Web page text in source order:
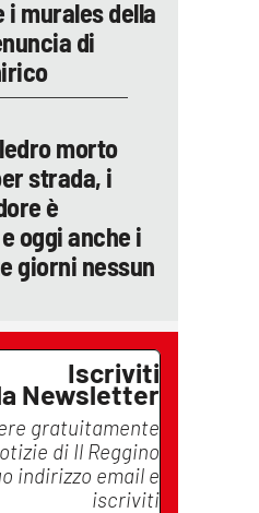
murales della
di
morto
strada, i
è
oggi anche i
giorni nessun
Iscriviti
Newsletter
gratuitamente
di Il Reggino
indirizzo email e
iscriviti